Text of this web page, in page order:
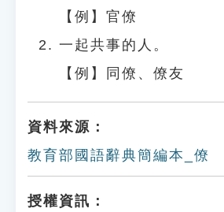
【例】官僚
一起共事的人。
【例】同僚、僚友
資料來源：
教育部國語辭典簡編本_僚
授權資訊：